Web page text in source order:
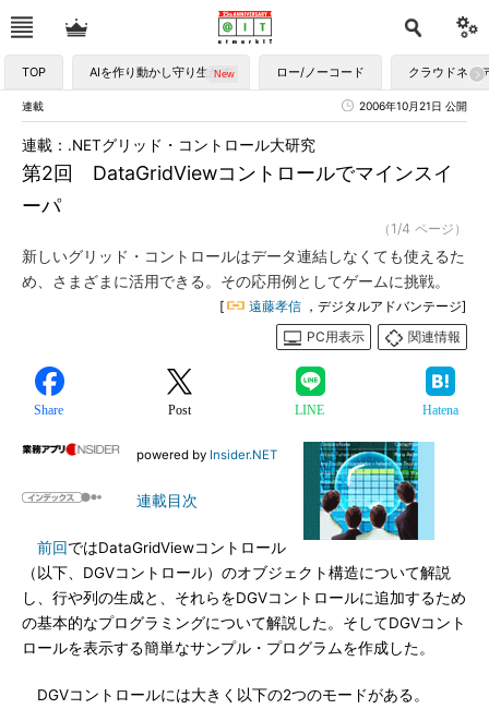
TOP AIを作り動かし守り生かす ロー/ノーコード クラウドネイ
連載 2006年10月21日 公開
第2回 DataGridViewコントロールでマインスイ
ーパ
連載：.NETグリッド・コントロール大研究
（1/4 ページ）
新しいグリッド・コントロールはデータ連結しなくても使えるた
め、さまざまに活用できる。その応用例としてゲームに挑戦。
[ 遠藤孝信 ，デジタルアドバンテージ]
PC用表示
関連情報
Share Post LINE Hatena
powered by Insider.NET
連載目次
前回ではDataGridViewコントロール
（以下、DGVコントロール）のオブジェクト構造について解説
し、行や列の生成と、それらをDGVコントロールに追加するため
の基本的なプログラミングについて解説した。そしてDGVコント
ロールを表示する簡単なサンプル・プログラムを作成した。
DGVコントロールには大きく以下の2つのモードがある。